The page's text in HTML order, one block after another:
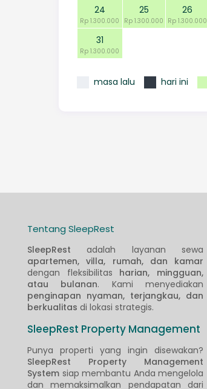
24
Rp 1.300.000
25
Rp 1.300.000
26
Rp 1.300.000
31
Rp 1.300.000
masa lalu hari ini
Tentang SleepRest
SleepRest adalah layanan sewa
apartemen, villa, rumah, dan kamar
dengan fleksibilitas harian, mingguan,
atau bulanan. Kami menyediakan
penginapan nyaman, terjangkau, dan
berkualitas di lokasi strategis.
SleepRest Property Management
Punya properti yang ingin disewakan?
SleepRest Property Management
System siap membantu Anda mengelola
dan memaksimalkan pendapatan dari